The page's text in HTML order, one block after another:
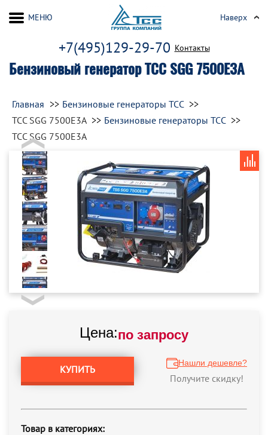
Бензиновый генератор ТСС SGG 7500Е3A
+7(495)129-29-70 Контакты
МЕНЮ Наверх
Главная
Бензиновые генераторы ТСС
ТСС SGG 7500Е3A
Бензиновые генераторы ТСС
ТСС SGG 7500Е3A
Цена:по запросу
КУПИТЬ
Нашли дешевле?
Получите скидку!
Товар в категориях: